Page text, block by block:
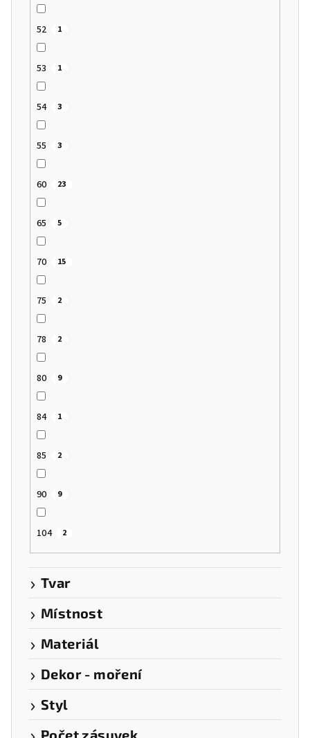
52 1
53 1
54 3
55 3
60 23
65 5
70 15
75 2
78 2
80 9
84 1
85 2
90 9
104 2
Tvar
Místnost
Materiál
Dekor - moření
Styl
Počet zásuvek